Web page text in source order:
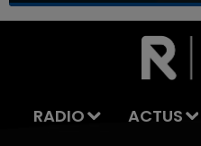
LA TEAM DE L'ÉTÉ
RADIO ACTUS